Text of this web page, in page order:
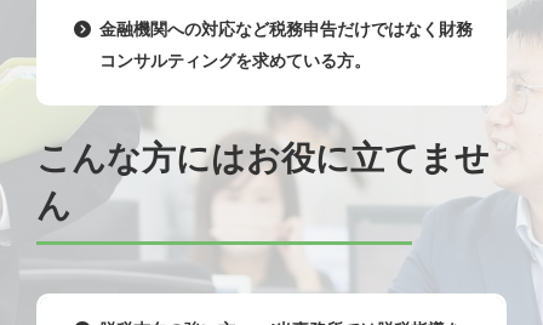
金融機関への対応など税務申告だけではなく財務
コンサルティングを求めている方。
こんな方にはお役に立てませ
ん